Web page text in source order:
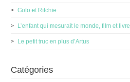
Golo et Ritchie
L’enfant qui mesurait le monde, film et livre
Le petit truc en plus d’Artus
Catégories